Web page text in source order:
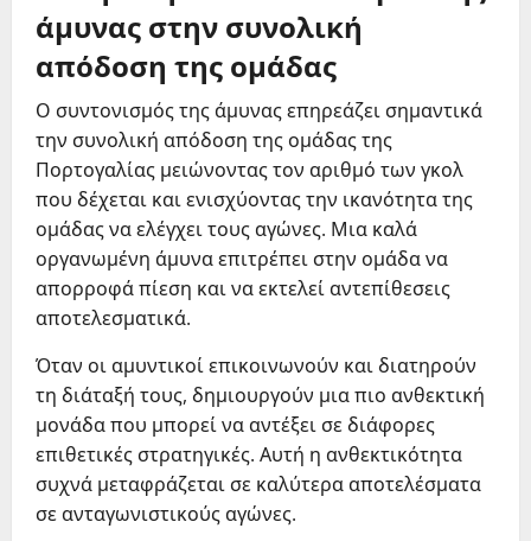
άμυνας στην συνολική
απόδοση της ομάδας
Ο συντονισμός της άμυνας επηρεάζει σημαντικά
την συνολική απόδοση της ομάδας της
Πορτογαλίας μειώνοντας τον αριθμό των γκολ
που δέχεται και ενισχύοντας την ικανότητα της
ομάδας να ελέγχει τους αγώνες. Μια καλά
οργανωμένη άμυνα επιτρέπει στην ομάδα να
απορροφά πίεση και να εκτελεί αντεπίθεσεις
αποτελεσματικά.
Όταν οι αμυντικοί επικοινωνούν και διατηρούν
τη διάταξή τους, δημιουργούν μια πιο ανθεκτική
μονάδα που μπορεί να αντέξει σε διάφορες
επιθετικές στρατηγικές. Αυτή η ανθεκτικότητα
συχνά μεταφράζεται σε καλύτερα αποτελέσματα
σε ανταγωνιστικούς αγώνες.